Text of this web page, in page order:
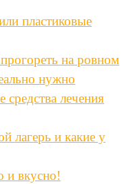
пластиковые
на ровном
нужно
лечения
лагерь и какие у
и вкусно!